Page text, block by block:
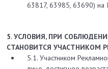
63817, 63985, 63690) на
5. УСЛОВИЯ, ПРИ
СТАНОВИТСЯ УЧАСТНИКОМ
5.1. Участником